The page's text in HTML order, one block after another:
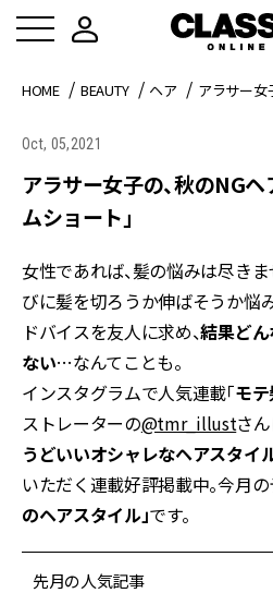
HOME BEAUTY ヘア アラサー女
Oct, 05,2021
アラサー女子の、秋のNG
ムショート」
女性であれば、髪の悩みは尽き
びに髪を切ろうか伸ばそうか悩
ドバイスを友人に求め、結果ど
ない…なんてことも。
インスタグラムで人気連載「モ
ストレーターの@tmr_illustさん
うどいいオシャレなヘアスタイ
いただく連載好評掲載中。今月
のヘアスタイル」です。
先月の人気記事